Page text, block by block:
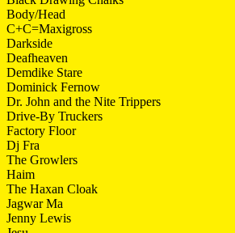
Body/Head
C+C=Maxigross
Darkside
Deafheaven
Demdike Stare
Dominick Fernow
Dr. John and the Nite Trippers
Drive-By Truckers
Factory Floor
Dj Fra
The Growlers
Haim
The Haxan Cloak
Jagwar Ma
Jenny Lewis